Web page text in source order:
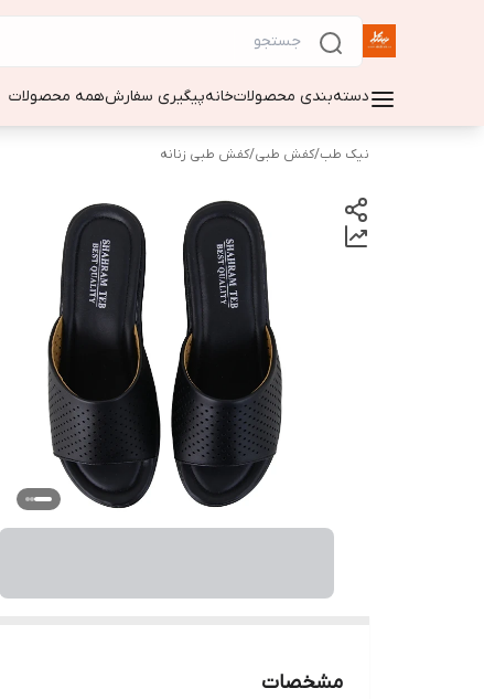
دسته‌بندی محصولاتخانهپیگیری سفارشهمه محصولات
نیک طب/کفش طبی/کفش طبی زنانه
مشخصات